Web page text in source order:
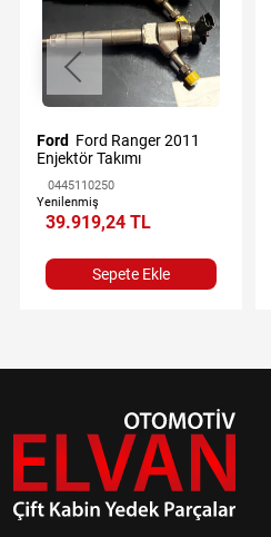
Ford
Enjektör Takımı
0445110250
Yenilenmiş
39.919,24 TL
Sepete Ekle